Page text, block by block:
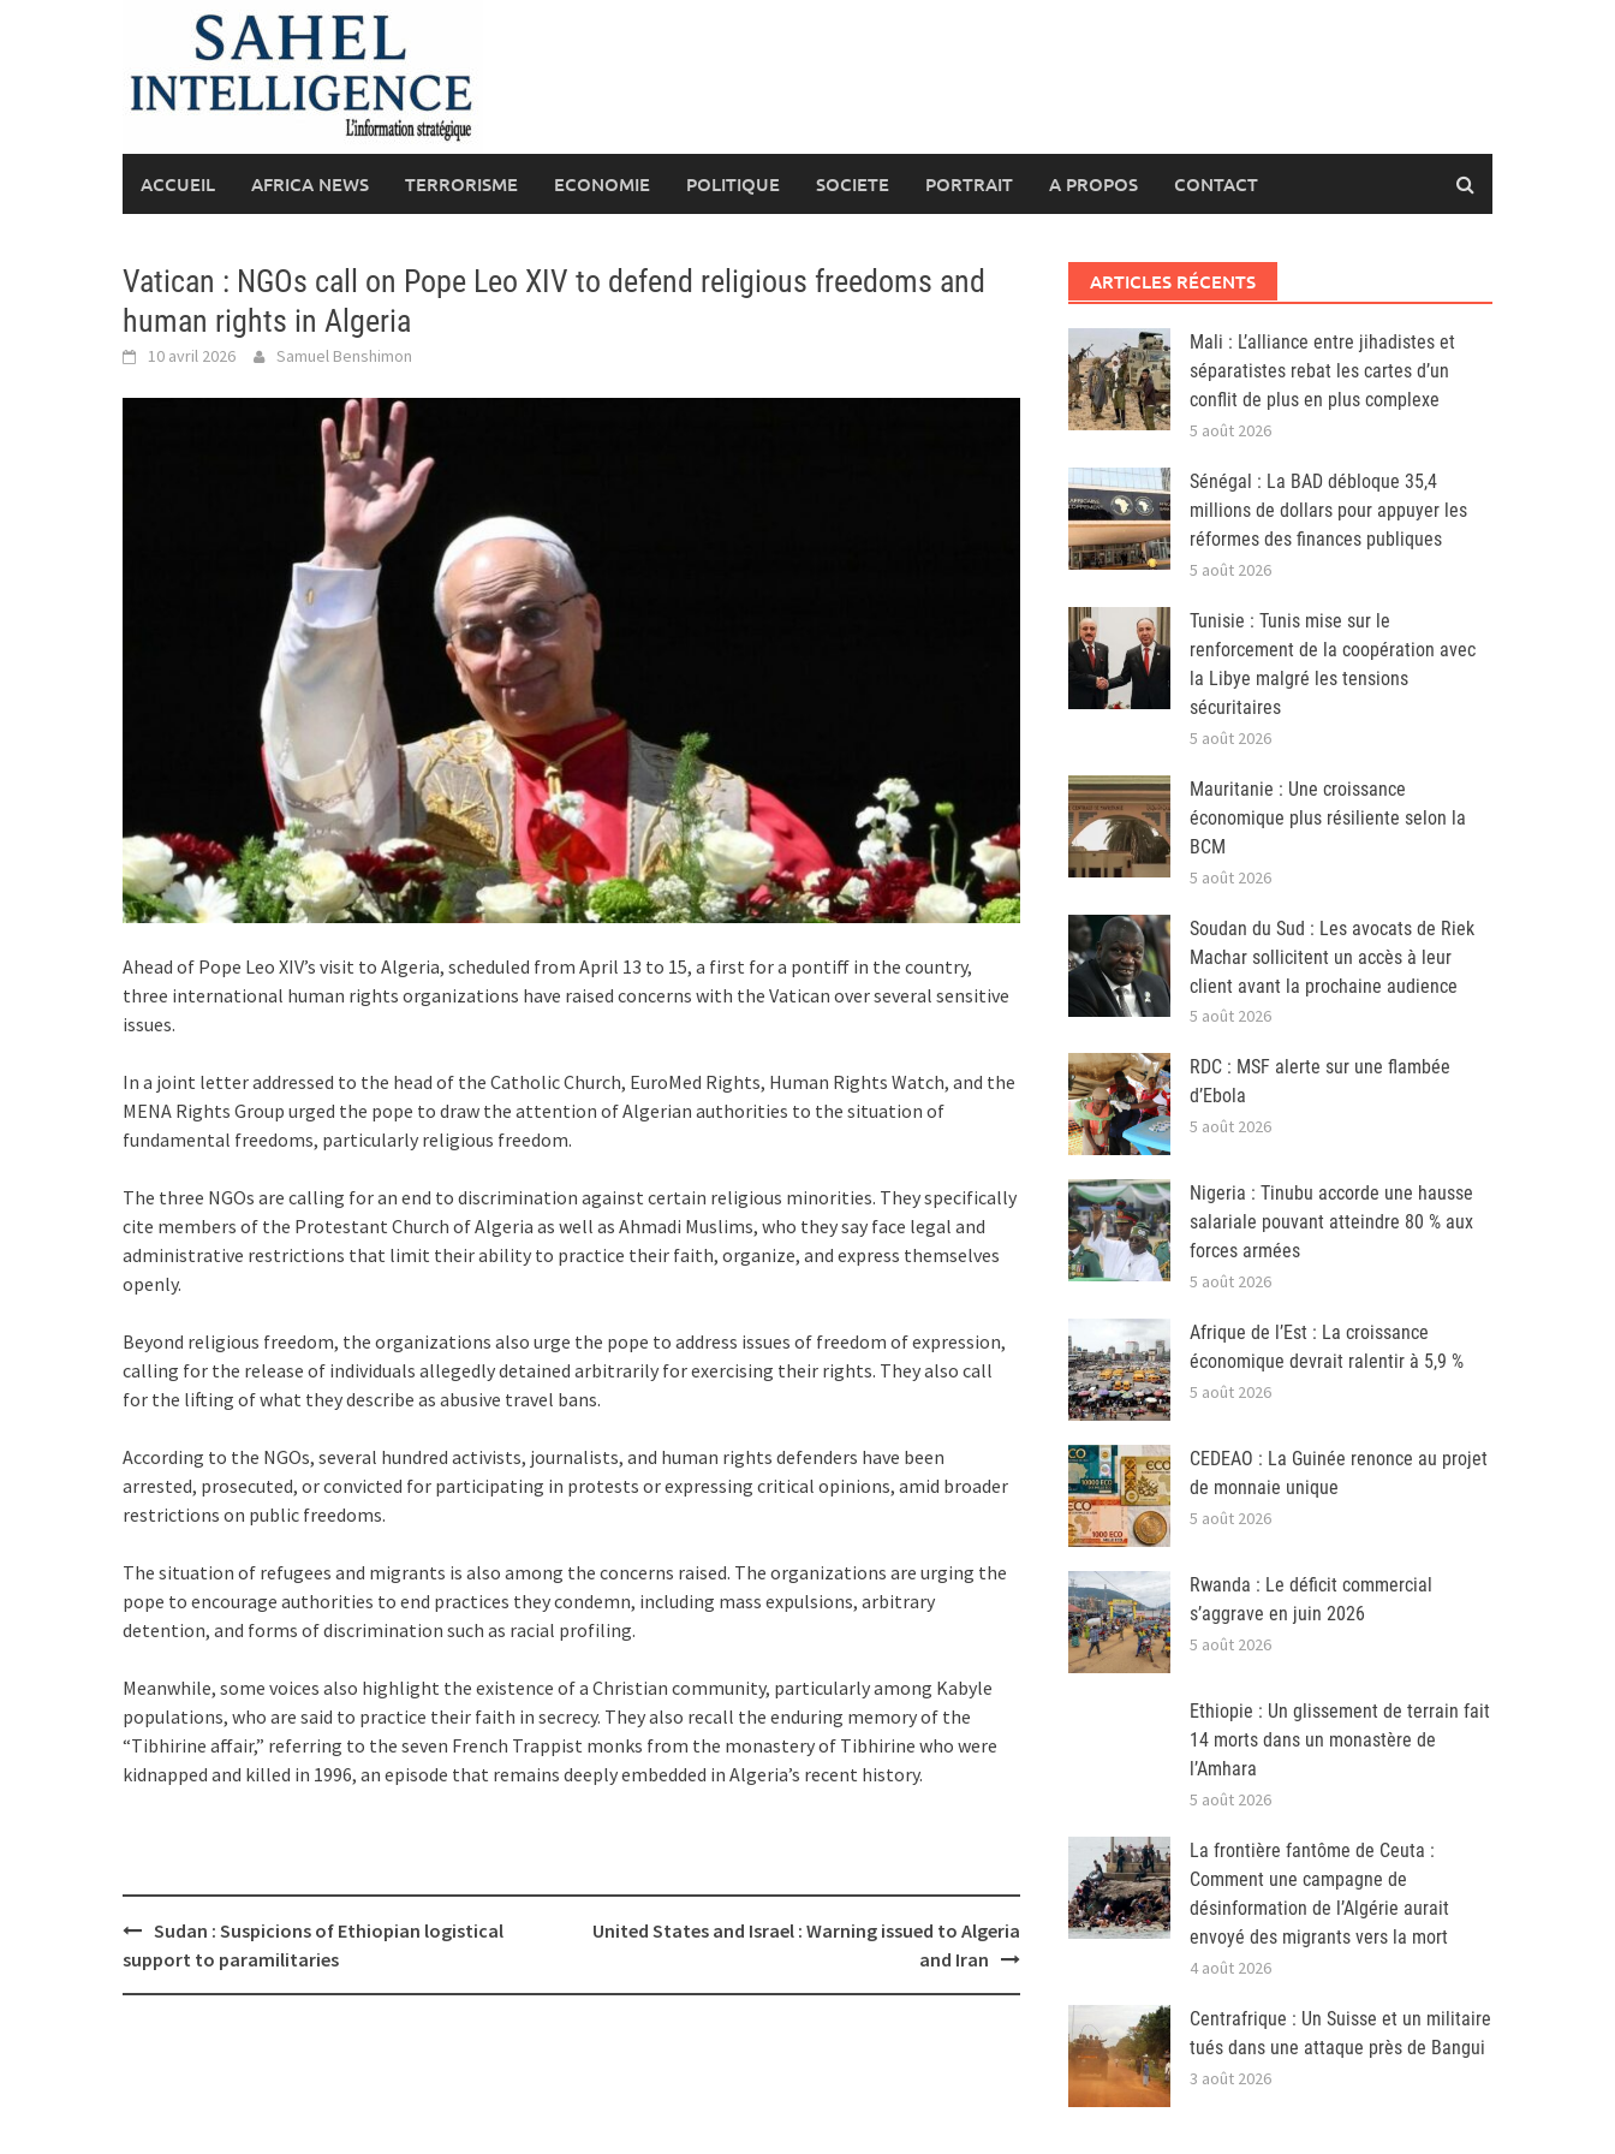
ACCUEIL AFRICA NEWS TERRORISME ECONOMIE POLITIQUE SOCIETE PORTRAIT A PROPOS CONTACT
Vatican : NGOs call on Pope Leo XIV to defend religious freedoms and
human rights in Algeria
10 avril 2026 Samuel Benshimon
Ahead of Pope Leo XIV’s visit to Algeria, scheduled from April 13 to 15, a first for a pontiff in the country,
three international human rights organizations have raised concerns with the Vatican over several sensitive
issues.
In a joint letter addressed to the head of the Catholic Church, EuroMed Rights, Human Rights Watch, and the
MENA Rights Group urged the pope to draw the attention of Algerian authorities to the situation of
fundamental freedoms, particularly religious freedom.
The three NGOs are calling for an end to discrimination against certain religious minorities. They specifically
cite members of the Protestant Church of Algeria as well as Ahmadi Muslims, who they say face legal and
administrative restrictions that limit their ability to practice their faith, organize, and express themselves
openly.
Beyond religious freedom, the organizations also urge the pope to address issues of freedom of expression,
calling for the release of individuals allegedly detained arbitrarily for exercising their rights. They also call
for the lifting of what they describe as abusive travel bans.
According to the NGOs, several hundred activists, journalists, and human rights defenders have been
arrested, prosecuted, or convicted for participating in protests or expressing critical opinions, amid broader
restrictions on public freedoms.
The situation of refugees and migrants is also among the concerns raised. The organizations are urging the
pope to encourage authorities to end practices they condemn, including mass expulsions, arbitrary
detention, and forms of discrimination such as racial profiling.
Meanwhile, some voices also highlight the existence of a Christian community, particularly among Kabyle
populations, who are said to practice their faith in secrecy. They also recall the enduring memory of the
“Tibhirine affair,” referring to the seven French Trappist monks from the monastery of Tibhirine who were
kidnapped and killed in 1996, an episode that remains deeply embedded in Algeria’s recent history.
Post
navigation
Sudan : Suspicions of Ethiopian logistical
support to paramilitaries
United States and Israel : Warning issued to Algeria
and Iran
ARTICLES RÉCENTS
Mali : L’alliance entre jihadistes et
séparatistes rebat les cartes d’un
conflit de plus en plus complexe
5 août 2026
Sénégal : La BAD débloque 35,4
millions de dollars pour appuyer les
réformes des finances publiques
5 août 2026
Tunisie : Tunis mise sur le
renforcement de la coopération avec
la Libye malgré les tensions
sécuritaires
5 août 2026
Mauritanie : Une croissance
économique plus résiliente selon la
BCM
5 août 2026
Soudan du Sud : Les avocats de Riek
Machar sollicitent un accès à leur
client avant la prochaine audience
5 août 2026
RDC : MSF alerte sur une flambée
d’Ebola
5 août 2026
Nigeria : Tinubu accorde une hausse
salariale pouvant atteindre 80 % aux
forces armées
5 août 2026
Afrique de l’Est : La croissance
économique devrait ralentir à 5,9 %
5 août 2026
CEDEAO : La Guinée renonce au projet
de monnaie unique
5 août 2026
Rwanda : Le déficit commercial
s’aggrave en juin 2026
5 août 2026
Ethiopie : Un glissement de terrain fait
14 morts dans un monastère de
l’Amhara
5 août 2026
La frontière fantôme de Ceuta :
Comment une campagne de
désinformation de l’Algérie aurait
envoyé des migrants vers la mort
4 août 2026
Centrafrique : Un Suisse et un militaire
tués dans une attaque près de Bangui
3 août 2026